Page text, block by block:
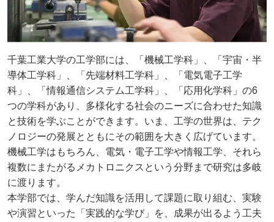
千葉工業大学の工学部には、「機械工学科」、「宇宙・半
導体工学科」、「先端材料工学科」、「電気電子工学
科」、「情報通信システム工学科」、「応用化学科」の6
つの学科があり、多様化する社会のニーズに合わせた知識
と技術を学ぶことができます。いま、工学の世界は、テク
ノロジーの発展とともにその範囲を大きく広げています。
機械工学はもちろん、電気・電子工学や情報工学、それら
複数にまたがるメカトロニクスという分野まで研究は多岐
に渡ります。
本学部では、学んだ知識を活用して課題に取り組む、実験
や演習といった「実践的な学び」を、成果が出るよう工夫